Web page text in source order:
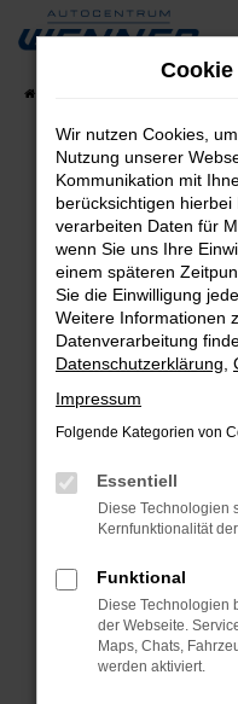
Zum
Fehler:
Beim Laden ist ein
Hier sind ein paar
Überprüfe deine
Laden andere
Suchmaschine?
Prüfe deine
Manche
verhindern.
Fenster?
Starte dein
Das kann
Probleme zu
Wir nutzen Cookies,
Nutzung unserer
Kommunikation mit
berücksichtigen
verarbeiten Daten für
wenn Sie uns Ihre
einem späteren
Sie die Einwilligung
Weitere Informationen
Datenverarbeitung
Datenschutzerklärung
Impressum
Folgende Kategorien von
Essentiell
Diese Technologien
Kernfunktionalität
Funktional
Diese Technologien
der Webseite.
Maps, Chats,
werden aktiviert.